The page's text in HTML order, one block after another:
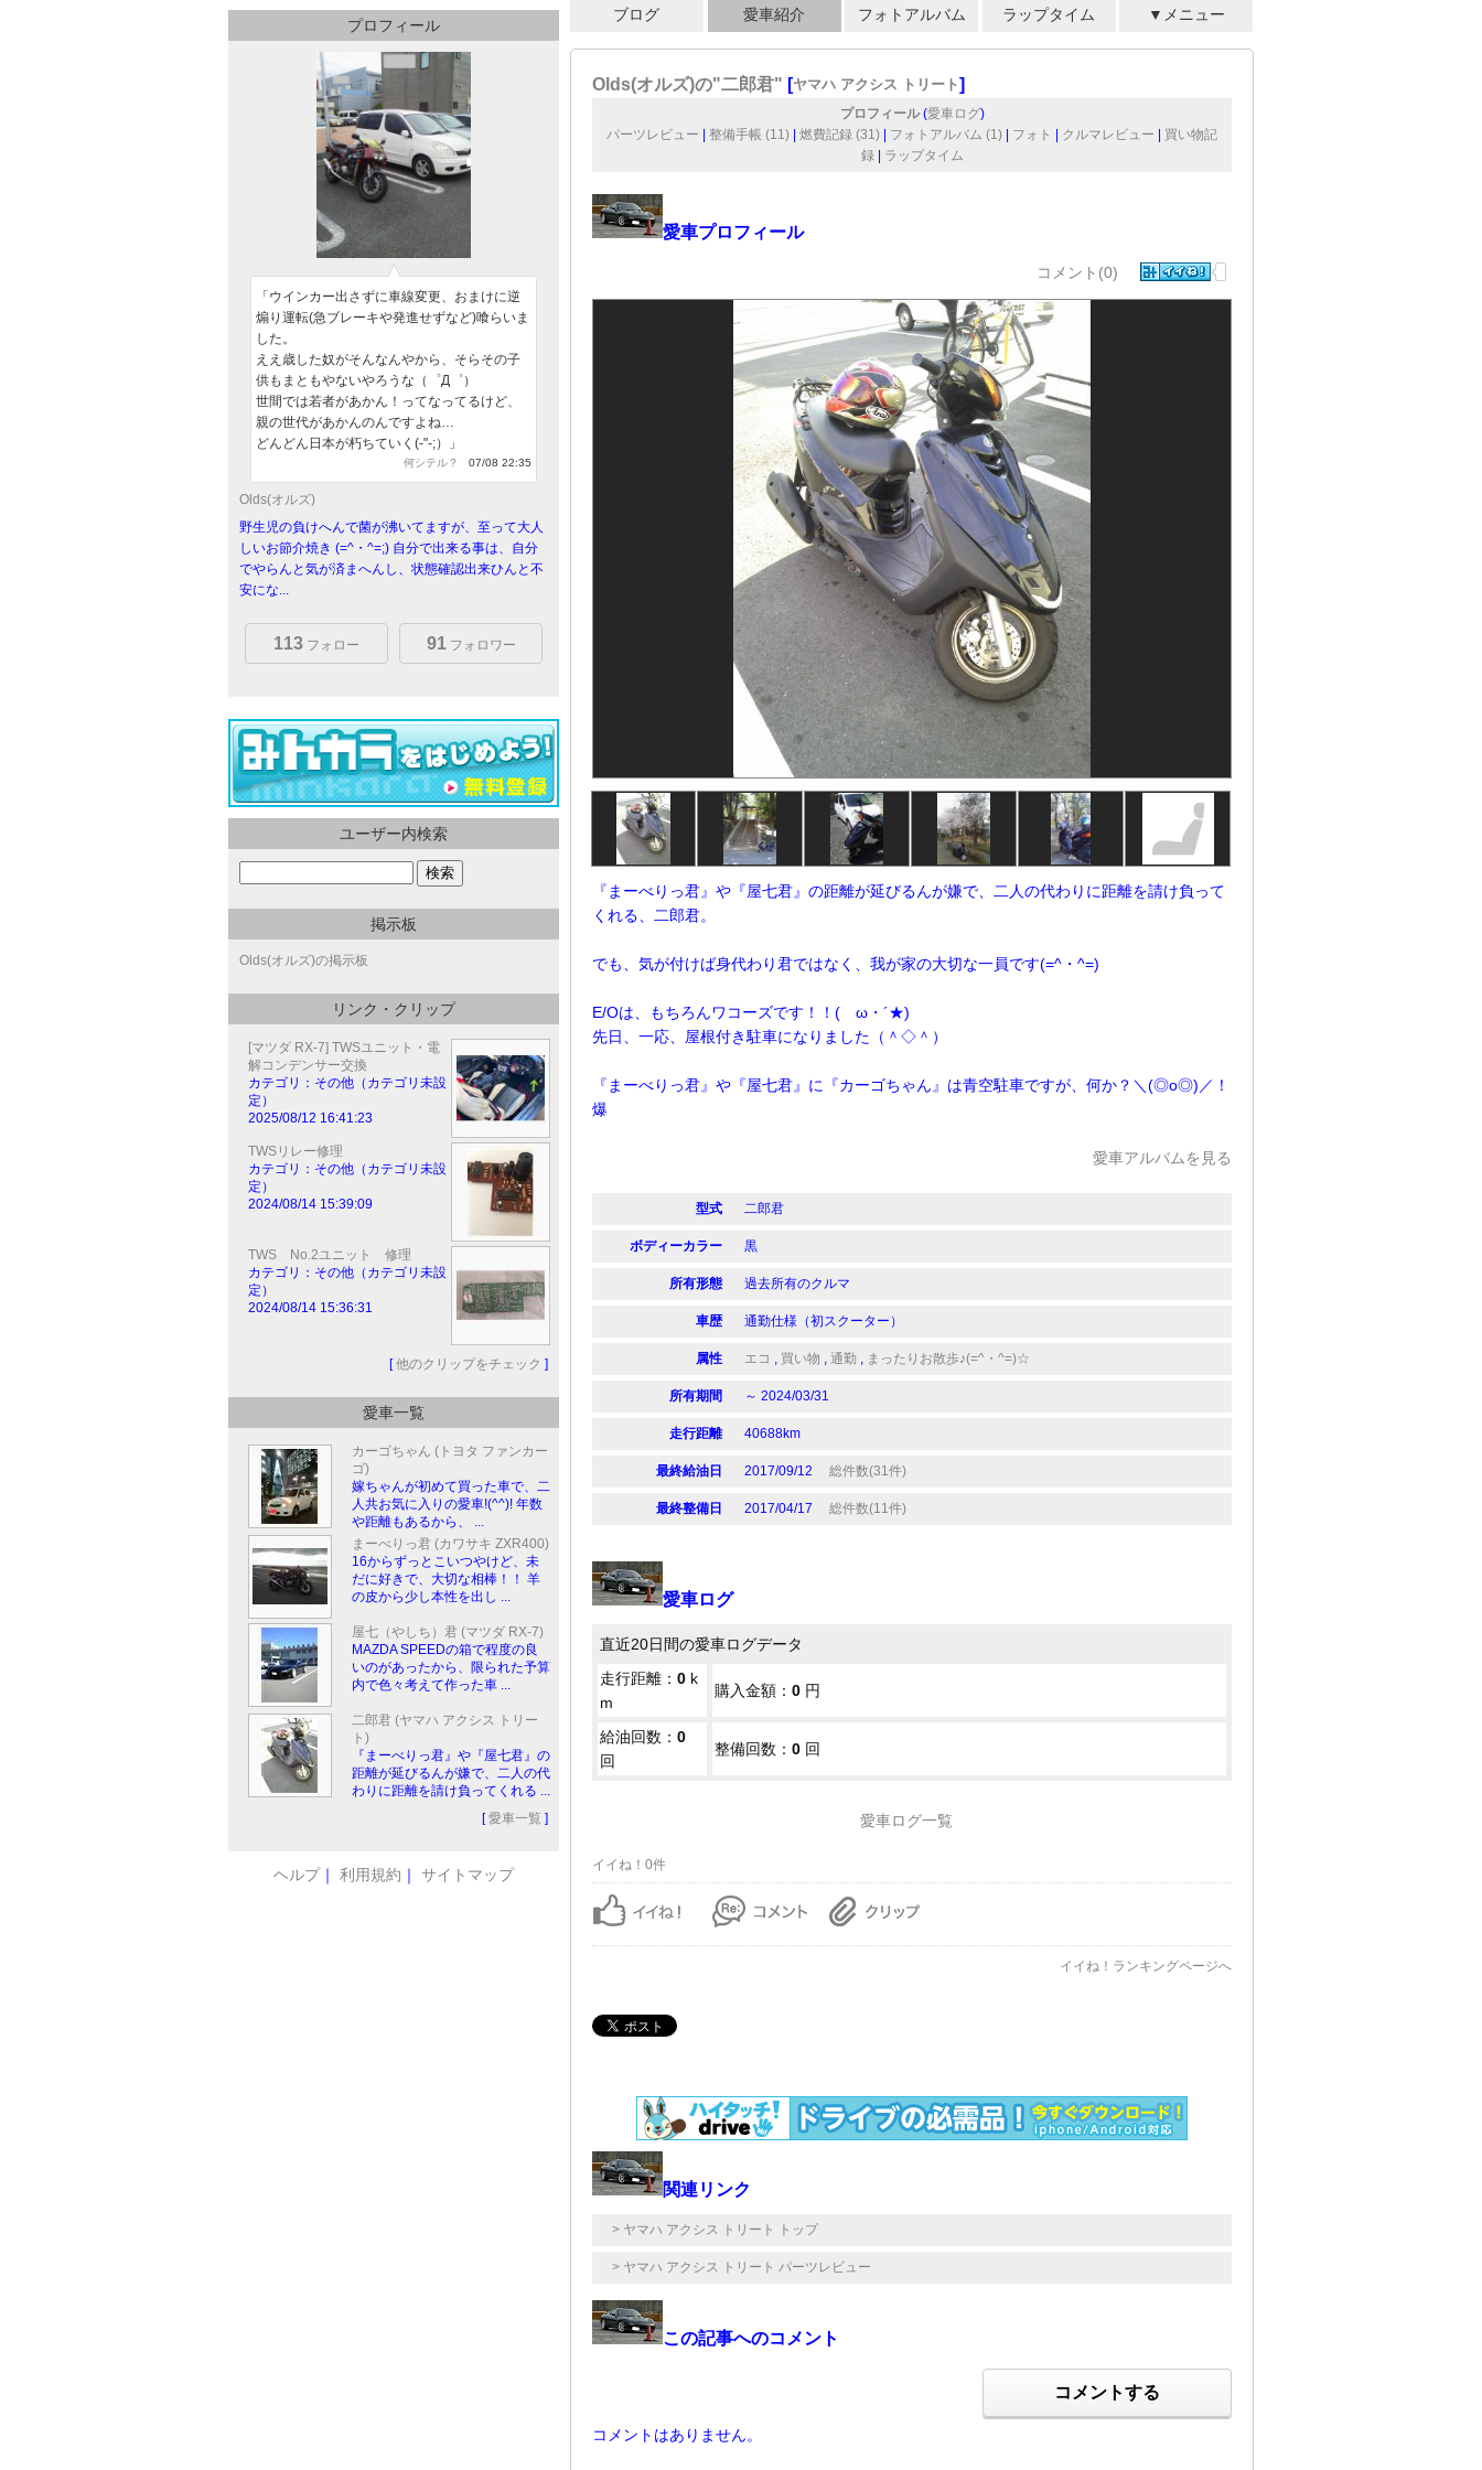
ブログ 愛車紹介 フォトアルバム ラップタイム ▼メニュー
Olds(オルズ)の"二郎君" [ヤマハ アクシス トリート]
プロフィール(愛車ログ)
パーツレビュー
整備手帳 (11) 燃費記録 (31) フォトアルバム (1) フォト クルマレビュー
買い物記
録| ラップタイム
愛車プロフィール
コメント(0)
『まーべりっ君』や『屋七君』の距離が延びるんが嫌で、二人の代わりに距離を請け負って
くれる、二郎君。
でも、気が付けば身代わり君ではなく、我が家の大切な一員です(=^・^=)
E/Oは、もちろんワコーズです！！(ゝω・´★)
先日、一応、屋根付き駐車になりました（＾◇＾）
『まーべりっ君』や『屋七君』に『カーゴちゃん』は青空駐車ですが、何か？＼(◎o◎)／！
爆
愛車アルバムを見る
型式 二郎君
ボディーカラー 黒
所有形態 過去所有のクルマ
車歴 通勤仕様（初スクーター）
属性 エコ , 買い物 , 通勤 , まったりお散歩♪(=^・^=)☆
所有期間 ～ 2024/03/31
走行距離 40688km
最終給油日 2017/09/12 総件数(31件)
最終整備日 2017/04/17 総件数(11件)
愛車ログ
直近20日間の愛車ログデータ
走行距離： 0 k
m
購入金額： 0 円
給油回数： 0
回
整備回数： 0 回
愛車ログ一覧
イイね！0件
イイね！ランキングページへ
関連リンク
> ヤマハ アクシス トリート トップ
> ヤマハ アクシス トリート パーツレビュー
この記事へのコメント
コメントする
コメントはありません。
プロフィール
「ウインカー出さずに車線変更、おまけに逆
煽り運転(急ブレーキや発進せずなど)喰らいま
した。
ええ歳した奴がそんなんやから、そらその子
供もまともやないやろうな（゜Д゜）
世間では若者があかん！ってなってるけど、
親の世代があかんのんですよね…
どんどん日本が朽ちていく(-"-;）」
何シテル？ 07/08 22:35
Olds(オルズ)
野生児の負けへんで菌が沸いてますが、至って大人
しいお節介焼き (=^・^=;) 自分で出来る事は、自分
でやらんと気が済まへんし、状態確認出来ひんと不
安にな...
113 フォロー 91フォロワー
ユーザー内検索
掲示板
Olds(オルズ)の掲示板
リンク・クリップ
[マツダ RX-7] TWSユニット・電
解コンデンサー交換
カテゴリ：その他（カテゴリ未設
定）
2025/08/12 16:41:23
TWSリレー修理
カテゴリ：その他（カテゴリ未設
定）
2024/08/14 15:39:09
TWS No.2ユニット 修理
カテゴリ：その他（カテゴリ未設
定）
2024/08/14 15:36:31
[他のクリップをチェック ]
愛車一覧
カーゴちゃん (トヨタ ファンカー
ゴ)
嫁ちゃんが初めて買った車で、二
人共お気に入りの愛車!(^^)! 年数
や距離もあるから、 ...
まーべりっ君 (カワサキ ZXR400)
16からずっとこいつやけど、未
だに好きで、大切な相棒！！ 羊
の皮から少し本性を出し ...
屋七（やしち）君 (マツダ RX-7)
MAZDA SPEEDの箱で程度の良
いのがあったから、限られた予算
内で色々考えて作った車 ...
二郎君 (ヤマハ アクシス トリー
ト)
『まーべりっ君』や『屋七君』の
距離が延びるんが嫌で、二人の代
わりに距離を請け負ってくれる ...
[愛車一覧 ]
ヘルプ｜ 利用規約 ｜ サイトマップ